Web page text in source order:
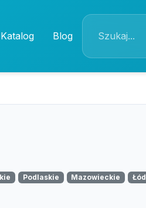
Katalog Blog
Podlaskie Mazowieckie